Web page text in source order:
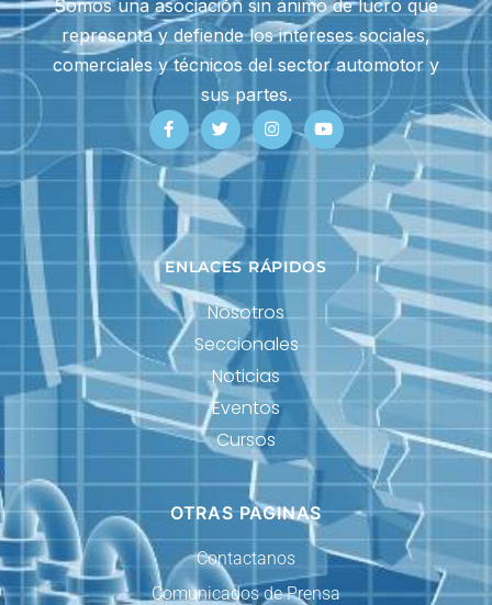
Somos una asociación sin ánimo de lucro que
representa y defiende los intereses sociales,
comerciales y técnicos del sector automotor y
sus partes.
ENLACES RÁPIDOS
Nosotros
Seccionales
Noticias
Eventos
Cursos
OTRAS PAGINAS
Contactanos
Comunicados de Prensa